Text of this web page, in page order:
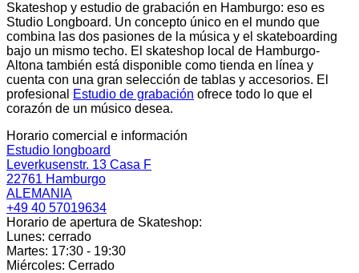
Skateshop y estudio de grabación en Hamburgo: eso es
Studio Longboard. Un concepto único en el mundo que
combina las dos pasiones de la música y el skateboarding
bajo un mismo techo. El skateshop local de Hamburgo-
Altona también está disponible como tienda en línea y
cuenta con una gran selección de tablas y accesorios. El
profesional
Estudio de grabación ofrece todo lo que el
corazón de un músico desea.
Horario comercial e información
Estudio longboard
Leverkusenstr. 13 Casa F
22761 Hamburgo
ALEMANIA
+49 40 57019634
Horario de apertura de Skateshop:
Lunes: cerrado
Martes: 17:30 - 19:30
Miércoles: Cerrado